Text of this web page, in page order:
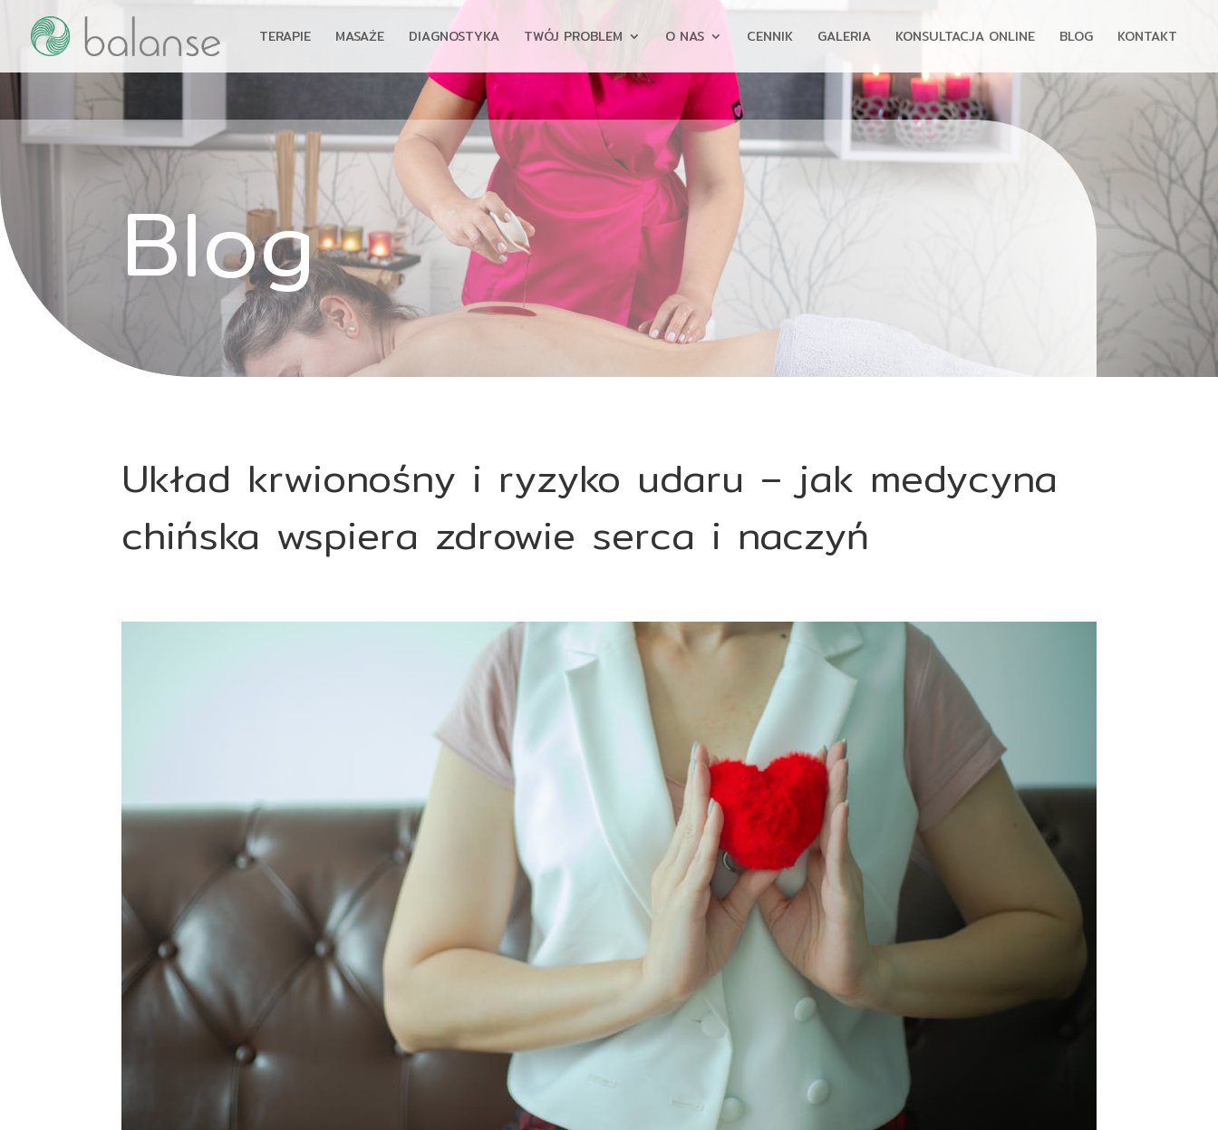
TERAPIE MASAŻE DIAGNOSTYKA TWÓJ PROBLEM O NAS CENNIK GALERIA KONSULTACJA ONLINE BLOG KONTAKT
Blog
Układ krwionośny i ryzyko udaru – jak medycyna
chińska wspiera zdrowie serca i naczyń